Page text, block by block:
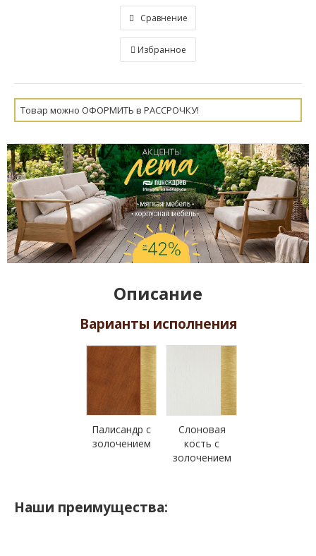
Сравнение
Избранное
Товар можно ОФОРМИТЬ в РАССРОЧКУ!
Описание
Варианты исполнения
Палисандр с
золочением
Слоновая
кость с
золочением
Наши преимущества: